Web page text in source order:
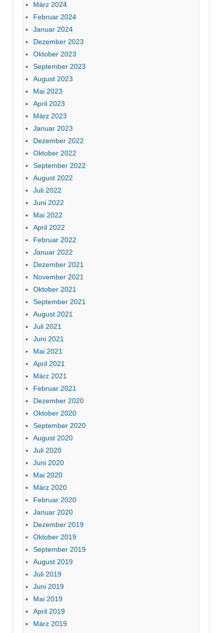
März 2024
Februar 2024
Januar 2024
Dezember 2023
Oktober 2023
September 2023
August 2023
Mai 2023
April 2023
März 2023
Januar 2023
Dezember 2022
Oktober 2022
September 2022
August 2022
Juli 2022
Juni 2022
Mai 2022
April 2022
Februar 2022
Januar 2022
Dezember 2021
November 2021
Oktober 2021
September 2021
August 2021
Juli 2021
Juni 2021
Mai 2021
April 2021
März 2021
Februar 2021
Dezember 2020
Oktober 2020
September 2020
August 2020
Juli 2020
Juni 2020
Mai 2020
März 2020
Februar 2020
Januar 2020
Dezember 2019
Oktober 2019
September 2019
August 2019
Juli 2019
Juni 2019
Mai 2019
April 2019
März 2019